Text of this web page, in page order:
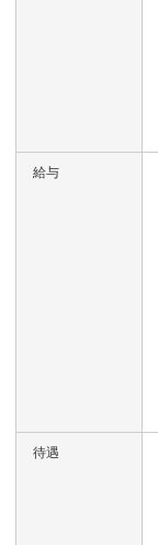
給与
待遇